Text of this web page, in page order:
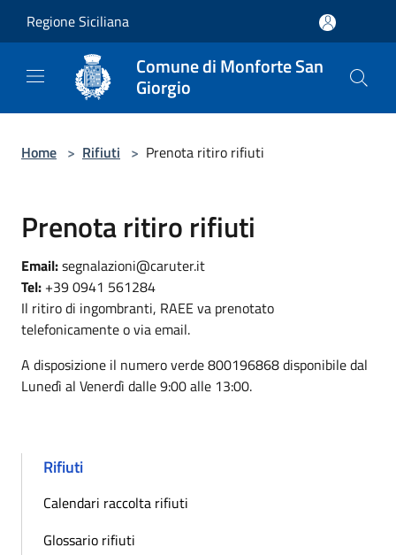
Regione Siciliana
Comune di Monforte San
Giorgio
Home > Rifiuti > Prenota ritiro rifiuti
Prenota ritiro rifiuti
Email:segnalazioni@caruter.it
Tel: +39 0941 561284
Il ritiro di ingombranti, RAEE va prenotato
telefonicamente o via email.
A disposizione il numero verde 800196868 disponibile dal
Lunedì al Venerdì dalle 9:00 alle 13:00.
Rifiuti
Calendari raccolta rifiuti
Glossario rifiuti